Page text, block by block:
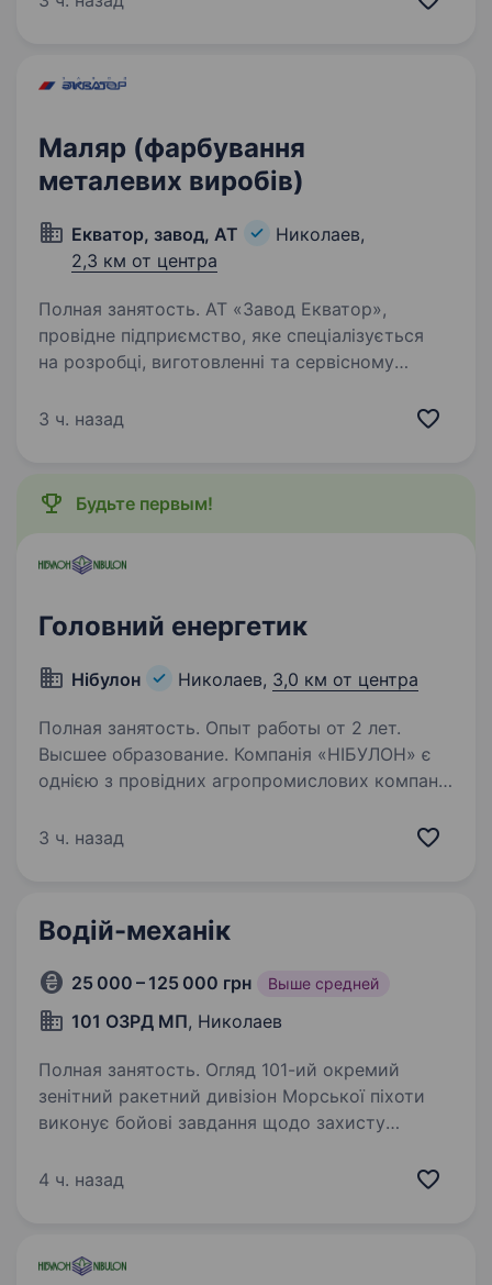
спецтехніки,…
Маляр (фарбування
металевих виробів)
Екватор, завод, АТ
Николаев,
2,3 км от центра
Полная занятость. АТ «Завод Екватор»,
провідне підприємство, яке спеціалізується
на розробці, виготовленні та сервісному
та холодильного обладнання для різних
3 ч. назад
Будьте первым!
Головний енергетик
Нібулон Николаев, 3,0 км от центра
Полная занятость. Опыт работы от 2 лет.
Высшее образование. Компанія «НІБУЛОН» є
однією з провідних агропромислових компаній
та експорті зернових культур. Ми шукаємо
3 ч. назад
Водій-механік
25 000 – 125 000 грн Выше средней
101 ОЗРД МП, Николаев
Полная занятость. Огляд 101-ий окремий
зенітний ракетний дивізіон Морської піхоти
виконує бойові завдання щодо захисту
ворожих ударних БПЛА, запрошує у свою
4 ч. назад